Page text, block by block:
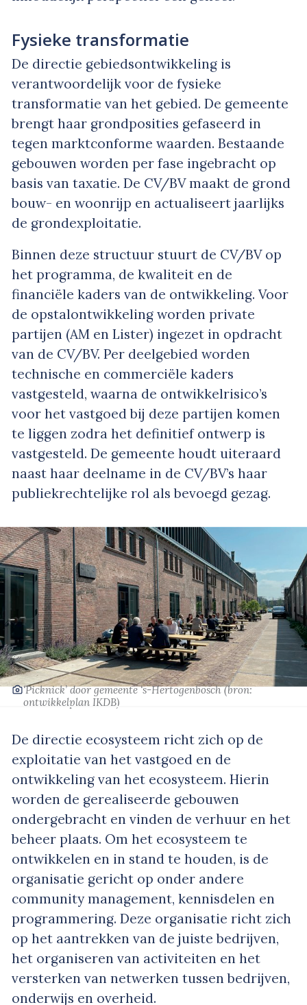
Fysieke transformatie
De directie gebiedsontwikkeling is
verantwoordelijk voor de fysieke
transformatie van het gebied. De gemeente
brengt haar grondposities gefaseerd in
tegen marktconforme waarden. Bestaande
gebouwen worden per fase ingebracht op
basis van taxatie. De CV/BV maakt de grond
bouw- en woonrijp en actualiseert jaarlijks
de grondexploitatie.
Binnen deze structuur stuurt de CV/BV op
het programma, de kwaliteit en de
financiële kaders van de ontwikkeling. Voor
de opstalontwikkeling worden private
partijen (AM en Lister) ingezet in opdracht
van de CV/BV. Per deelgebied worden
technische en commerciële kaders
vastgesteld, waarna de ontwikkelrisico’s
voor het vastgoed bij deze partijen komen
te liggen zodra het definitief ontwerp is
vastgesteld. De gemeente houdt uiteraard
naast haar deelname in de CV/BV’s haar
publiekrechtelijke rol als bevoegd gezag.
‘Picknick’door gemeente ‘s-Hertogenbosch(bron:
ontwikkelplan IKDB)
De directie ecosysteem richt zich op de
exploitatie van het vastgoed en de
ontwikkeling van het ecosysteem. Hierin
worden de gerealiseerde gebouwen
ondergebracht en vinden de verhuur en het
beheer plaats. Om het ecosysteem te
ontwikkelen en in stand te houden, is de
organisatie gericht op onder andere
community management, kennisdelen en
programmering. Deze organisatie richt zich
op het aantrekken van de juiste bedrijven,
het organiseren van activiteiten en het
versterken van netwerken tussen bedrijven,
onderwijs en overheid.